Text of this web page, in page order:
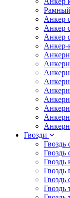
Анкер
Анкер
Анкер
Анкер-
Гвозди
Гвоздь
Гвоздь
Гвоздь
Гвоздь
Гвоздь
Гвоздь